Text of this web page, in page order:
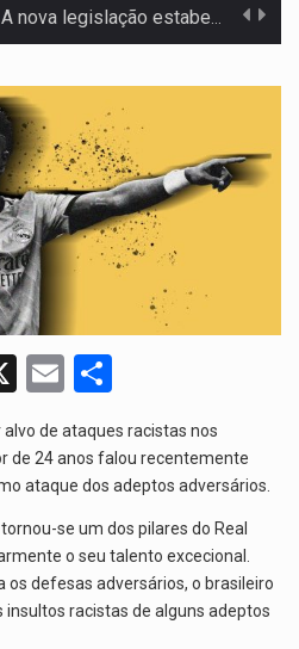
A nova legislação estabelece um prazo de 180 dias para…
A descoberta representa um marco para a astronomia moderna. Embora…
De acordo com as autoridades de saúde da Faixa de…
O Senado dos Estados Unidos aprovou, no dia 7 de…
X
E
ail ar
e
de ataques racistas nos
de 24 anos falou recentemente
ataque dos adeptos adversários.
se um dos pilares do Real
o seu talento excecional.
os defesas adversários, o brasileiro
racistas de alguns adeptos